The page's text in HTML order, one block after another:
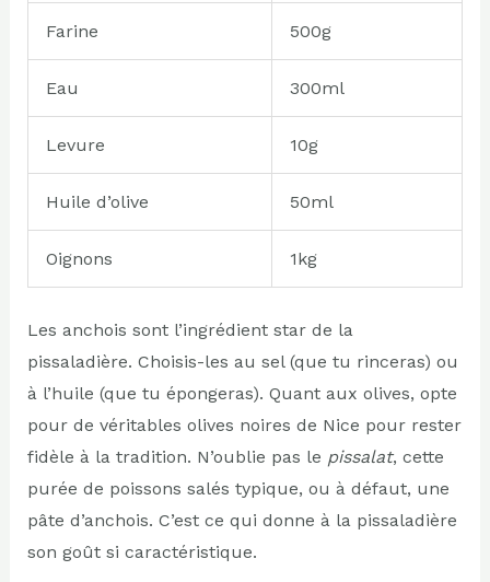
Farine 500g
Eau 300ml
Levure 10g
Huile d’olive 50ml
Oignons 1kg
Les anchois sont l’ingrédient star de la
pissaladière. Choisis-les au sel (que tu rinceras) ou
à l’huile (que tu épongeras). Quant aux olives, opte
pour de véritables olives noires de Nice pour rester
fidèle à la tradition. N’oublie pas le pissalat, cette
purée de poissons salés typique, ou à défaut, une
pâte d’anchois. C’est ce qui donne à la pissaladière
son goût si caractéristique.